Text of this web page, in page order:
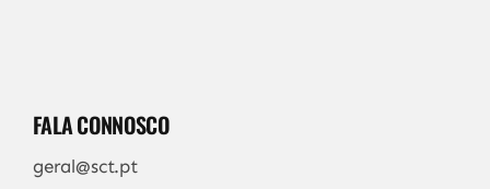
FALA CONNOSCO
geral@sct.pt